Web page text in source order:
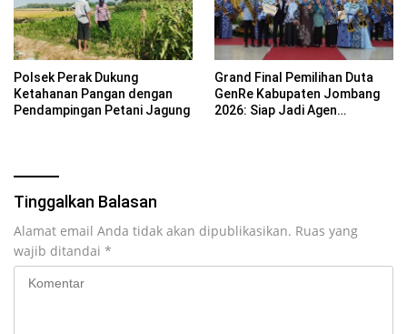
Polsek Perak Dukung
Ketahanan Pangan dengan
Pendampingan Petani Jagung
Grand Final Pemilihan Duta
GenRe Kabupaten Jombang
2026: Siap Jadi Agen
Tinggalkan Balasan
Alamat email Anda tidak akan dipublikasikan. Ruas yang
wajib ditandai *